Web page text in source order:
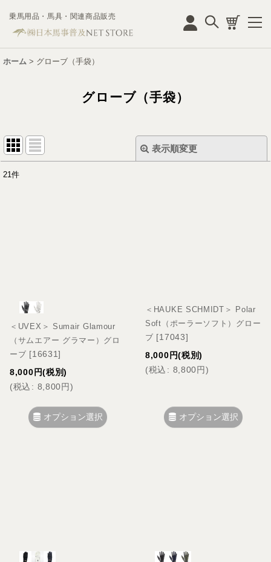
乗馬用品・馬具・関連商品販売
ホーム > グローブ（手袋）
グローブ（手袋）
表示順変更
21件
＜UVEX＞ Sumair Glamour
（サムエアー グラマー）グロ
ーブ [16631]
8,000 円(税別)
(税込 : 8,800円)
オプション選択
＜HAUKE SCHMIDT＞ Polar
Soft（ポーラーソフト）グロー
ブ [17043]
8,000 円(税別)
(税込 : 8,800円)
オプション選択